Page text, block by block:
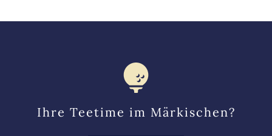
Ihre Teetime im Märkischen?